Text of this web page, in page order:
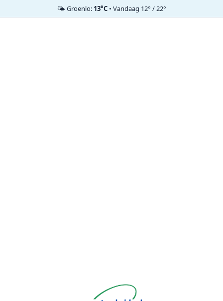
🌤️ Groenlo: 13°C• Vandaag 12° / 22°